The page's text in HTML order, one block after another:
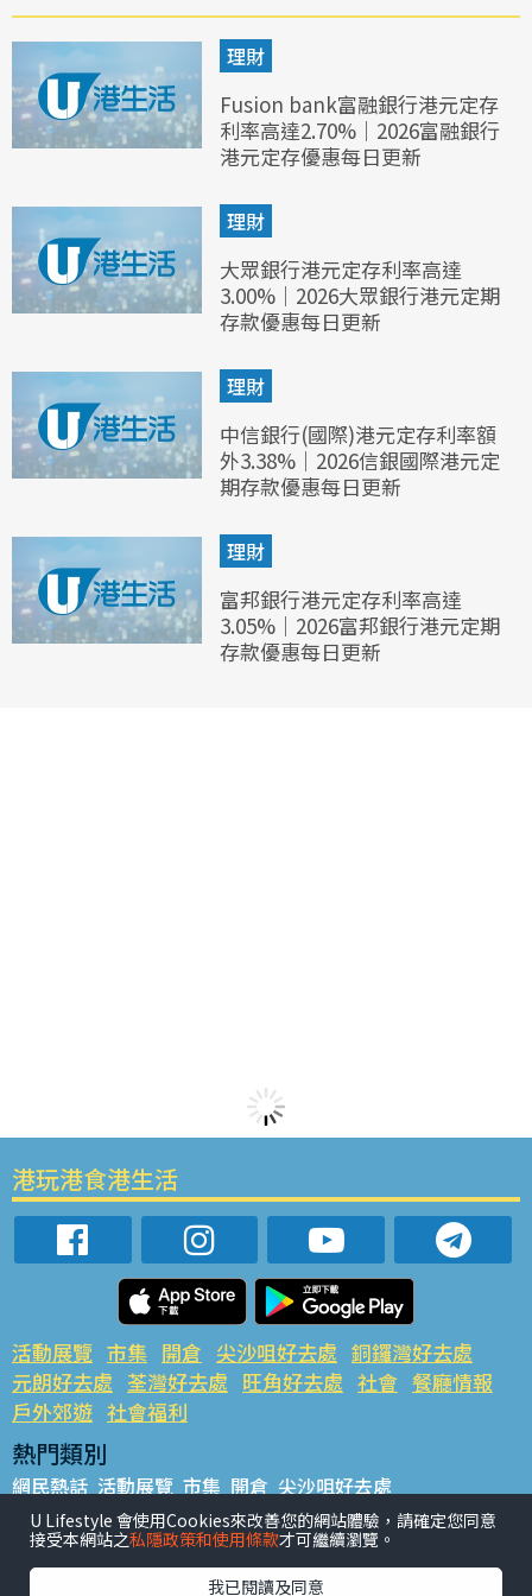
理財
Fusion bank富融銀行港元定存
利率高達2.70%｜2026富融銀行
港元定存優惠每日更新
理財
大眾銀行港元定存利率高達
3.00%｜2026大眾銀行港元定期
存款優惠每日更新
理財
中信銀行(國際)港元定存利率額
外3.38%｜2026信銀國際港元定
期存款優惠每日更新
理財
富邦銀行港元定存利率高達
3.05%｜2026富邦銀行港元定期
存款優惠每日更新
港玩港食港生活
活動展覽 市集 開倉 尖沙咀好去處 銅鑼灣好去處
元朗好去處 荃灣好去處 旺角好去處 社會 餐廳情報
戶外郊遊 社會福利
熱門類別
網民熱話 活動展覽 市集 開倉 尖沙咀好去處
銅鑼灣好去處 元朗好去處 荃灣好去處 旺角好去處 社會
餐廳情報 戶外郊遊
熱門標籤
U Lifestyle 會使用Cookies來改善您的網站體驗，請確定您同意
接受本網站之私隱政策和使用條款才可繼續瀏覽。
我已閱讀及同意